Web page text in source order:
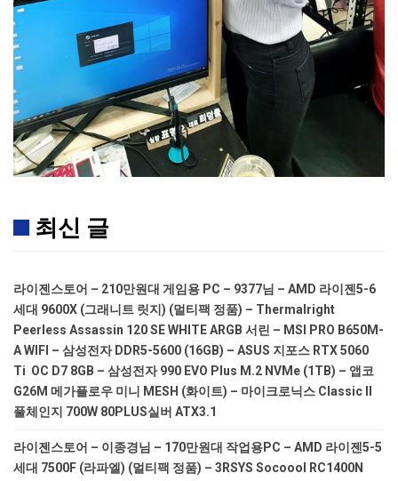
최신 글
라이젠스토어 – 210만원대 게임용 PC – 9377님 – AMD 라이젠5-6
세대 9600X (그래니트 릿지) (멀티팩 정품) – Thermalright
Peerless Assassin 120 SE WHITE ARGB 서린 – MSI PRO B650M-
A WIFI – 삼성전자 DDR5-5600 (16GB) – ASUS 지포스 RTX 5060
Ti OC D7 8GB – 삼성전자 990 EVO Plus M.2 NVMe (1TB) – 앱코
G26M 메가플로우 미니 MESH (화이트) – 마이크로닉스 Classic II
풀체인지 700W 80PLUS실버 ATX3.1
라이젠스토어 – 이종경님 – 170만원대 작업용PC – AMD 라이젠5-5
세대 7500F (라파엘) (멀티팩 정품) – 3RSYS Socoool RC1400N